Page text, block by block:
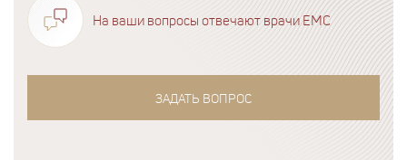
На ваши вопросы отвечают врачи EMC
ЗАДАТЬ ВОПРОС